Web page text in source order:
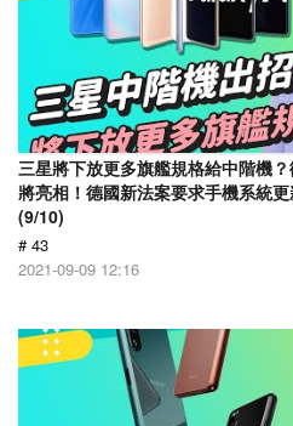
三星將下放更多旗艦規格給中階機
將亮相！德國新法案要求手機系統
(9/10)
# 43
2021-09-09 12:16